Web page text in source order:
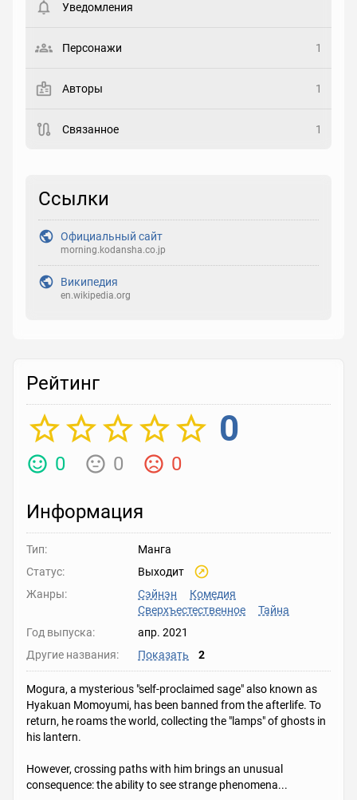
Статус
Рейтинг
Выберите реакцию
Уведомления
Персонажи 1
Авторы 1
Связанное 1
Ссылки
Официальный сайт
morning.kodansha.co.jp
Википедия
en.wikipedia.org
Рейтинг
0
0 0 0
Информация
Тип:
Манга
Статус:
Выходит
Жанры:
Сэйнэн
Комедия
Сверхъестественное
Тайна
Год выпуска:
апр. 2021
Другие названия:
Показать 2
Mogura, a mysterious "self-proclaimed sage" also known as
Hyakuan Momoyumi, has been banned from the afterlife. To
return, he roams the world, collecting the "lamps" of ghosts in
his lantern.
However, crossing paths with him brings an unusual
consequence: the ability to see strange phenomena...